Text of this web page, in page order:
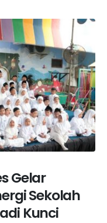
Gelar
Sekolah
Kunci